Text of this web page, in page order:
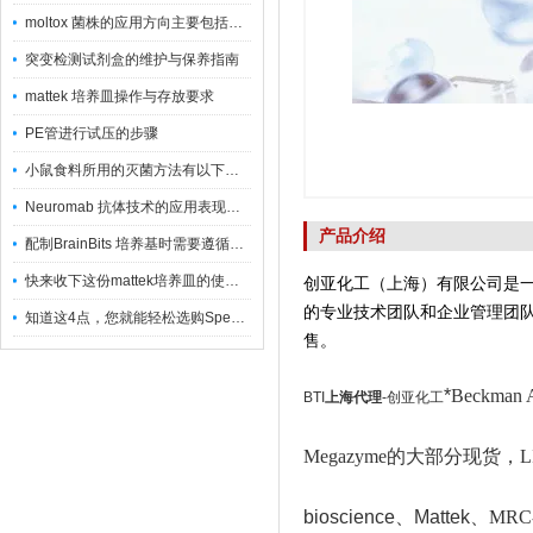
moltox 菌株的应用方向主要包括以下几个方面
突变检测试剂盒的维护与保养指南
mattek 培养皿操作与存放要求
PE管进行试压的步骤
小鼠食料所用的灭菌方法有以下三种
Neuromab 抗体技术的应用表现在这几方面
配制BrainBits 培养基时需要遵循的原则
快来收下这份mattek培养皿的使用指南
知道这4点，您就能轻松选购Spectrum 膜
产品介绍
创亚化工（上海）有限公司是
的专业技术团队和企业管理团
售。
BTI 上海代理-创亚化工*Beckman
Megazyme的大部分现货，
bioscience、Mattek 、